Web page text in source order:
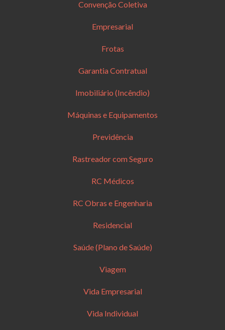
Convenção Coletiva
Empresarial
Frotas
Garantia Contratual
Imobiliário (Incêndio)
Máquinas e Equipamentos
Previdência
Rastreador com Seguro
RC Médicos
RC Obras e Engenharia
Residencial
Saúde (Plano de Saúde)
Viagem
Vida Empresarial
Vida Individual